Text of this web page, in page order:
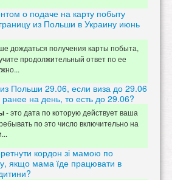
о подаче на карту побыту
из Польши в Украину июнь
дождаться получения карты побыта,
продолжительный ответ по ее
Польши 29.06, если виза до 29.06
на день, то есть до 29.06?
- это дата по которую действует ваша
по это число включительно на
кордон зі мамою по
якщо мама їде працювати в